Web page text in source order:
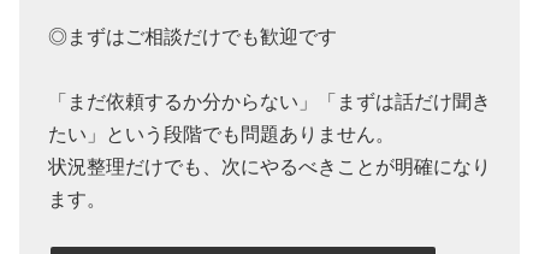
◎まずはご相談だけでも歓迎です
「まだ依頼するか分からない」「まずは話だけ聞き
たい」という段階でも問題ありません。
状況整理だけでも、次にやるべきことが明確になり
ます。